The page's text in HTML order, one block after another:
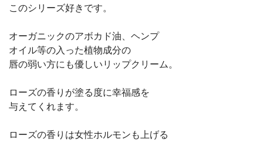
このシリーズ好きです。
オーガニックのアボカド油、ヘンプ
オイル等の入った植物成分の
唇の弱い方にも優しいリップクリーム。
ローズの香りが塗る度に幸福感を
与えてくれます。
ローズの香りは女性ホルモンも上げる